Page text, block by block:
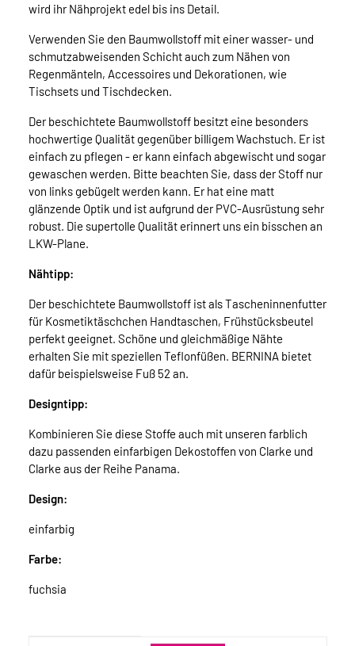
wird ihr Nähprojekt edel bis ins Detail.
Verwenden Sie den Baumwollstoff mit einer wasser- und
schmutzabweisenden Schicht auch zum Nähen von
Regenmänteln, Accessoires und Dekorationen, wie
Tischsets und Tischdecken.
Der beschichtete Baumwollstoff besitzt eine besonders
hochwertige Qualität gegenüber billigem Wachstuch. Er ist
einfach zu pflegen - er kann einfach abgewischt und sogar
gewaschen werden. Bitte beachten Sie, dass der Stoff nur
von links gebügelt werden kann. Er hat eine matt
glänzende Optik und ist aufgrund der PVC-Ausrüstung sehr
robust. Die supertolle Qualität erinnert uns ein bisschen an
LKW-Plane.
Nähtipp:
Der beschichtete Baumwollstoff ist als Tascheninnenfutter
für Kosmetiktäschchen Handtaschen, Frühstücksbeutel
perfekt geeignet. Schöne und gleichmäßige Nähte
erhalten Sie mit speziellen Teflonfüßen. BERNINA bietet
dafür beispielsweise Fuß 52 an.
Designtipp:
Kombinieren Sie diese Stoffe auch mit unseren farblich
dazu passenden einfarbigen Dekostoffen von Clarke und
Clarke aus der Reihe Panama.
Design:
einfarbig
Farbe:
fuchsia